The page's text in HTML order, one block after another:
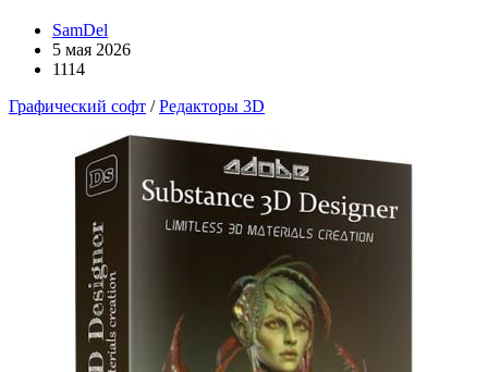
SamDel
5 мая 2026
1114
Графический софт /Редакторы 3D